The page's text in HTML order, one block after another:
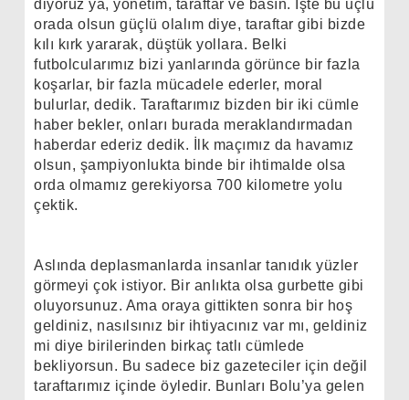
diyoruz ya, yönetim, taraftar ve basın. İşte bu üçlü
orada olsun güçlü olalım diye, taraftar gibi bizde
kılı kırk yararak, düştük yollara. Belki
futbolcularımız bizi yanlarında görünce bir fazla
koşarlar, bir fazla mücadele ederler, moral
bulurlar, dedik. Taraftarımız bizden bir iki cümle
haber bekler, onları burada meraklandırmadan
haberdar ederiz dedik. İlk maçımız da havamız
olsun, şampiyonlukta binde bir ihtimalde olsa
orda olmamız gerekiyorsa 700 kilometre yolu
çektik.
Aslında deplasmanlarda insanlar tanıdık yüzler
görmeyi çok istiyor. Bir anlıkta olsa gurbette gibi
oluyorsunuz. Ama oraya gittikten sonra bir hoş
geldiniz, nasılsınız bir ihtiyacınız var mı, geldiniz
mi diye birilerinden birkaç tatlı cümlede
bekliyorsun. Bu sadece biz gazeteciler için değil
taraftarımız içinde öyledir. Bunları Bolu’ya gelen